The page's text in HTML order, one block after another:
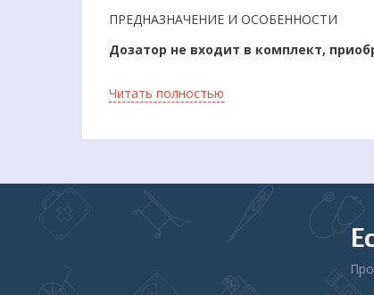
ПРЕДНАЗНАЧЕНИЕ И ОСОБЕННОСТИ
Дозатор не входит в комплект,
высокого уровня гигиены рук.
В образовательных учреждениях.
Читать полностью